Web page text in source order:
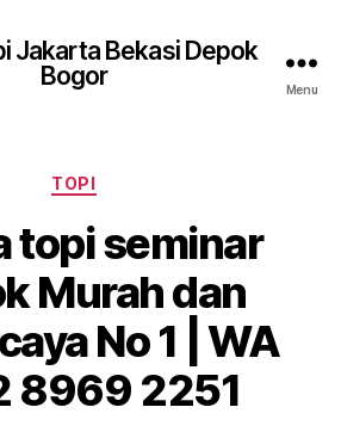
Jakarta Bekasi Depok
Bogor
Menu
Categories
TOPI
topi seminar
Murah dan
No 1 | WA
8969 2251